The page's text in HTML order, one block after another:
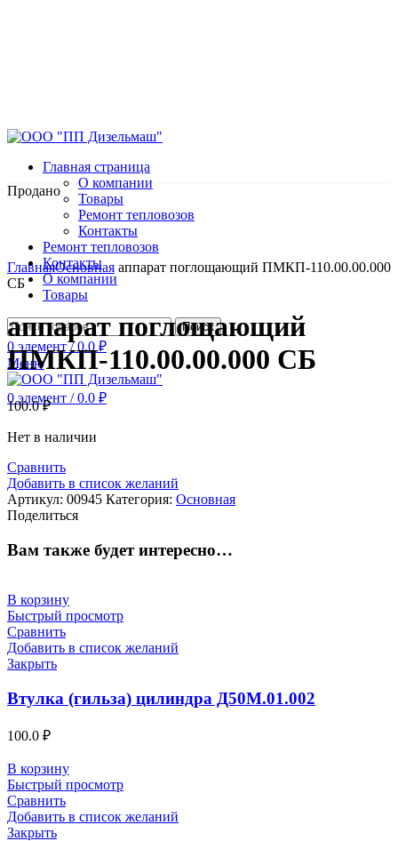
Главная страница
О компании
Товары
Ремонт тепловозов
Контакты
Ремонт тепловозов
Контакты
О компании
Товары
Поиск
0 элемент / 0.0 ₽
Меню
0элемент / 0.0 ₽
Продано
Нажмите, чтобы увеличить
ГлавнаяОсновная аппарат поглощающий ПМКП-110.00.00.000
СБ
аппарат поглощающий
ПМКП-110.00.00.000 СБ
100.0₽
Нет в наличии
Сравнить
Добавить в список желаний
Артикул: 00945 Категория: Основная
Поделиться
Вам также будет интересно…
В корзину
Быстрый просмотр
Сравнить
Добавить в список желаний
Закрыть
Втулка (гильза) цилиндра Д50М.01.002
100.0 ₽
В корзину
Быстрый просмотр
Сравнить
Добавить в список желаний
Закрыть